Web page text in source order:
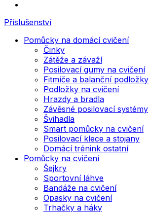
Příslušenství
Pomůcky na domácí cvičení
Činky
Zátěže a závaží
Posilovací gumy na cvičení
Fitmíče a balanční podložky
Podložky na cvičení
Hrazdy a bradla
Závěsné posilovací systémy
Švihadla
Smart pomůcky na cvičení
Posilovací klece a stojany
Domácí trénink ostatní
Pomůcky na cvičení
Šejkry
Sportovní láhve
Bandáže na cvičení
Opasky na cvičení
Trhačky a háky